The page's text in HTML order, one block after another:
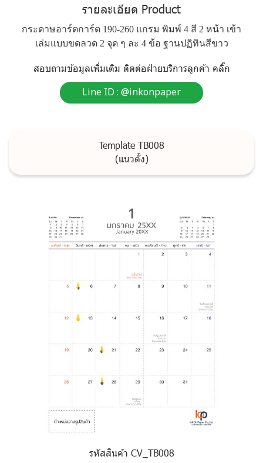
รายละเอียด Product
กระดาษอาร์ตการ์ต 190-260 แกรม พิมพ์ 4 สี 2 หน้า เข้า
เล่มแบบขดลวด 2 จุด ๆ ละ 4 ข้อ ฐานปฏิทินสีขาว
สอบถามข้อมูลเพิ่มเติม ติดต่อฝ่ายบริการลูกค้า คลิ๊ก
Line ID : @inkonpaper
Template TB008
(แนวตั้ง)
รหัสสินค้า CV_TB008